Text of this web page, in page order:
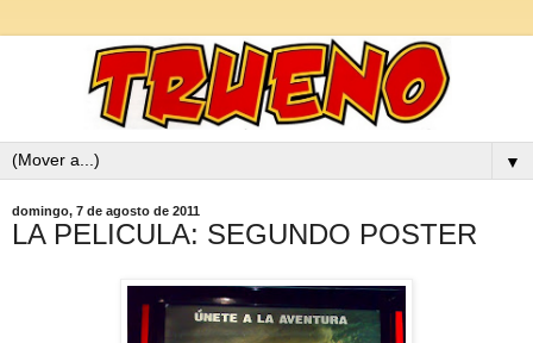
▼
domingo, 7 de agosto de 2011
LA PELICULA: SEGUNDO POSTER